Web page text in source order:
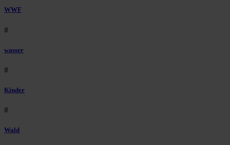
WWF
#
wasser
#
Kinder
#
Wald